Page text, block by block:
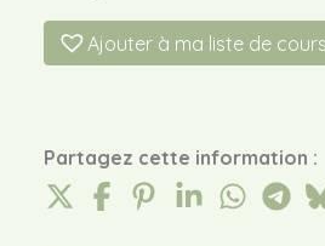
Ajouter à ma liste de
Partagez cette information :